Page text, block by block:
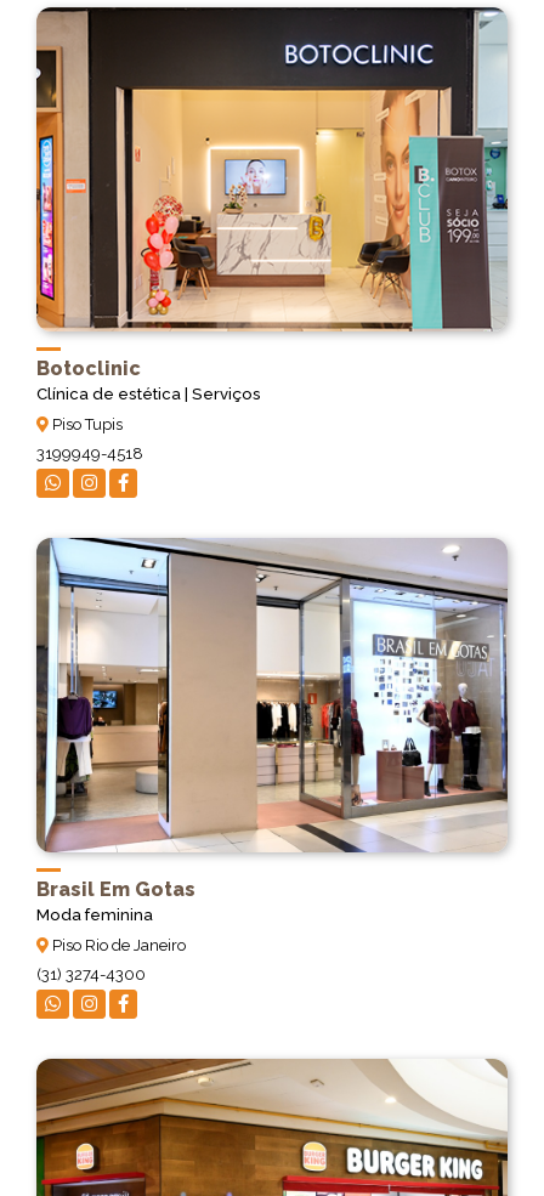
Botoclinic
Clínica de estética | Serviços
Piso Tupis
3199949-4518
Brasil Em Gotas
Moda feminina
Piso Rio de Janeiro
(31) 3274-4300